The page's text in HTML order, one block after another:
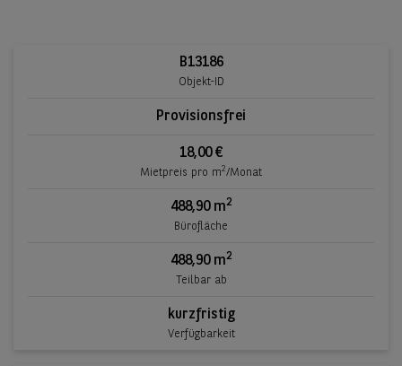
B13186
Objekt-ID
Provisionsfrei
18,00 €
Mietpreis pro m2/Monat
488,90 m2
Bürofläche
488,90 m2
Teilbar ab
kurzfristig
Verfügbarkeit